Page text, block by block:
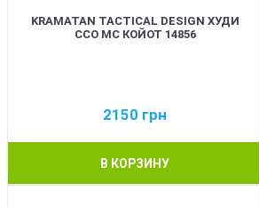
KRAMATAN TACTICAL DESIGN ХУДИ
ССО МС КОЙОТ 14856
2150 грн
В КОРЗИНУ